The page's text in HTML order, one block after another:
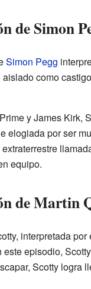
de Simon
Simon Pegg
como
y James Kirk,
elogiada por ser
equipo.
de Martin
interpretada
este episodio,
Scotty logra